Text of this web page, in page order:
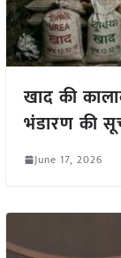
खाद की
भंडारण की
June 17, 2026